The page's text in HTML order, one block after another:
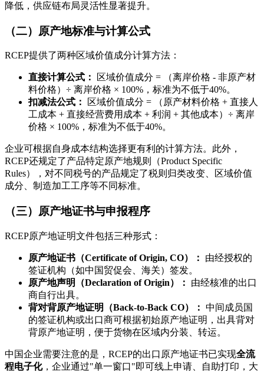
降低，供应链布局灵活性显著提升。
（二）原产地标准与计算公式
RCEP提供了两种区域价值成分计算方法：
直接计算公式：
区域价值成分 = （离岸价格 - 非原产材
料价格）÷ 离岸价格 × 100%，标准为不低于40%。
扣减法公式：
区域价值成分 = （原产材料价格 + 直接人
工成本 + 直接经营费用成本 + 利润 + 其他成本）÷ 离岸
价格 × 100%，标准为不低于40%。
企业可根据自身成本结构选择更有利的计算方法。此外，
RCEP还规定了产品特定原产地规则（Product Specific
Rules），对不同税号的产品规定了税则归类改变、区域价值
成分、制造加工工序等不同标准。
（三）原产地证书与申报程序
RCEP原产地证明文件包括三种形式：
原产地证书（Certificate of Origin, CO）：
由经授权的
签证机构（如中国贸促会、海关）签发。
原产地声明（Declaration of Origin）：
由经核准的出口
商自行出具。
背对背原产地证明（Back-to-Back CO）： 中间成员国
的签证机构或出口商可根据初始原产地证明，出具背对
背原产地证明，便于货物在区域内分装、转运。
中国企业需要注意的是，RCEP的出口原产地证书已实现全流
程电子化，企业通过"单一窗口"即可线上申请、自助打印，大